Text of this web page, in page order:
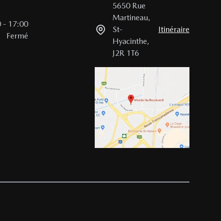
- 17:00
Fermé
5650 Rue
Martineau,
St-
Hyacinthe,
J2R 1T6
Itinéraire